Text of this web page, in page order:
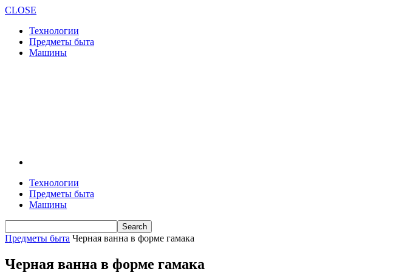
CLOSE
Технологии
Предметы быта
Машины
Технологии
Предметы быта
Машины
Предметы быта Черная ванна в форме гамака
Черная ванна в форме гамака